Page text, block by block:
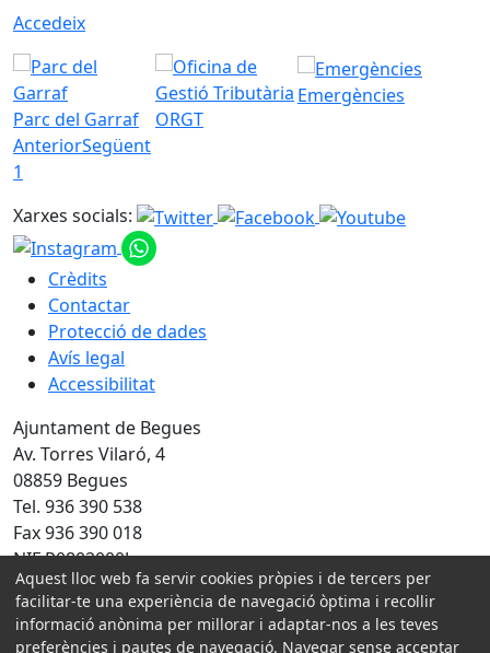
Accedeix
Parc del Garraf ORGT
Emergències
AnteriorSegüent
1
Xarxes socials:
Crèdits
Contactar
Protecció de dades
Avís legal
Accessibilitat
Ajuntament de Begues
Av. Torres Vilaró, 4
08859 Begues
Tel. 936 390 538
Fax 936 390 018
NIF P0802000J
Amb la col·laboració de:
Aquest lloc web fa servir cookies pròpies i de tercers per
facilitar-te una experiència de navegació òptima i recollir
informació anònima per millorar i adaptar-nos a les teves
preferències i pautes de navegació. Navegar sense acceptar